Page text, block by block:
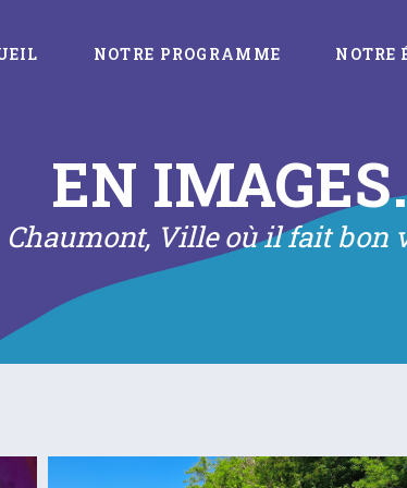
NOTRE PROGRAMME NOTRE
EN
Chaumont, Ville où il fait bon